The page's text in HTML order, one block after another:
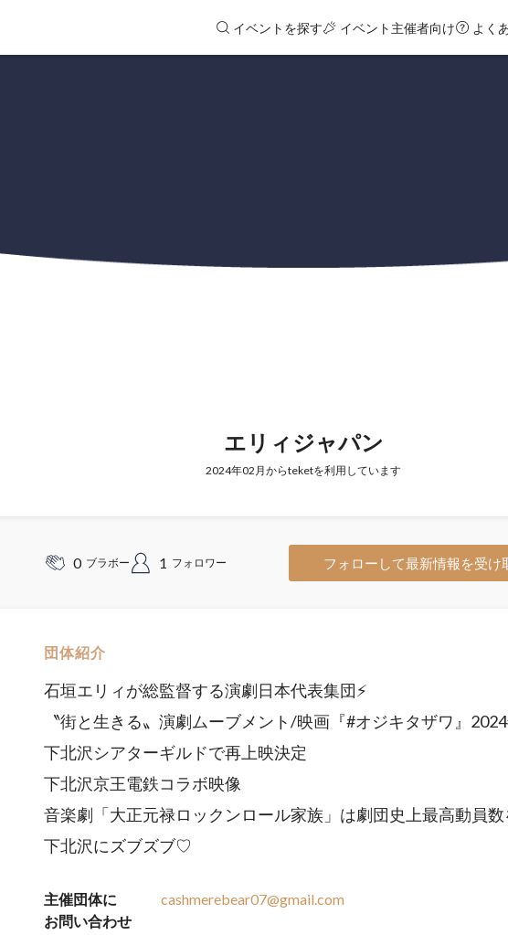
イベントを探す イベント主催者向け よく
エリィジャパン
2024年02月からteketを利用しています
0 ブラボー 1 フォロワー フォローして最新情報を受け
団体紹介
石垣エリィが総監督する演劇日本代表集団⚡️
〝街と生きる〟演劇ムーブメント/映画『#オジキタザワ』
下北沢シアターギルドで再上映決定
下北沢京王電鉄コラボ映像
音楽劇「大正元禄ロックンロール家族」は劇団史上最高動員
下北沢にズブズブ♡
主催団体に
お問い合わせ
cashmerebear07@gmail.com